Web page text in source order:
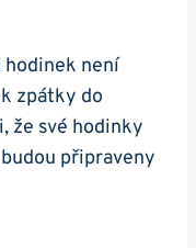
hodinek⁤ není
zpátky do
že⁤ své hodinky
připraveny